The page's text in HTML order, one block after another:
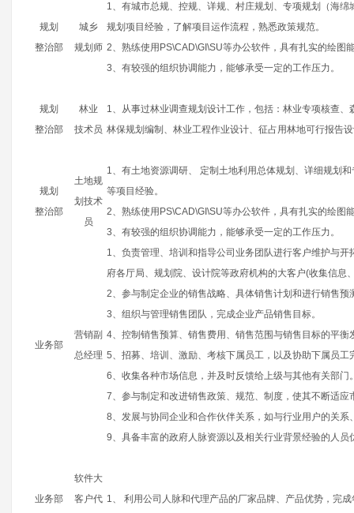
规划
整治部
城乡
规划师
1、有城市总规、控规、详规、村庄规划、专项规划（海
规划项目经验，了解项目运作流程，熟悉政策规范。
2、熟练使用PS\CAD\GI\SU等办公软件，具有扎实的绘图
3、有较强的组织协调能力，能够承受一定的工作压力。
规划
整治部
林业
技术员
1、从事过林业调查规划设计工作，包括：林业专项核查
林保规划编制、林业工程作业设计、征占用林地可行报告
规划
整治部
土地规
划技术
员
1、有土地资源调研、 定制土地利用总体规划、详细规划
等项目经验。
2、熟练使用PS\CAD\GI\SU等办公软件，具有扎实的绘图
3、有较强的组织协调能力，能够承受一定的工作压力。
业务部
营销副
总经理
1、负责管理、培训和指导公司业务团队进行客户维护与
府各厅局、规划院、设计院等政府机构的大客户(收集信息
2、参与制定企业的销售战略、具体销售计划和进行销售预
3、组织与管理销售团队，完成企业产品销售目标。
4、控制销售预算、销售费用、销售范围与销售目标的平衡
5、招募、培训、激励、考核下属员工，以及协助下属员工
6、收集各种市场信息，并及时反馈给上级与其他有关部门
7、参与制定和改进销售政策、规范、制度，使其不断适应
8、发展与协同企业和合作伙伴关系，如与行业用户的关系
9、具备丰富的政府人脉资源以及相关行业背景经验的人员
业务部
软件大
客户代 1、 利用公司人脉和代理产品的厂家品牌、产品优势，完